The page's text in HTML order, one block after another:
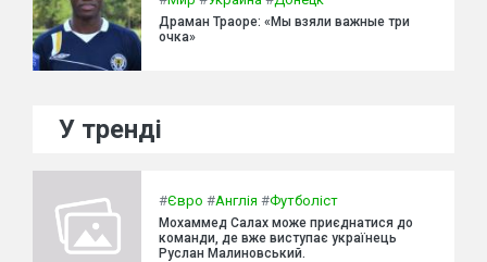
Драман Траоре: «Мы взяли важные три
очка»
У тренді
#Євро #Англія #Футболіст
Мохаммед Салах може приєднатися до
команди, де вже виступає українець
Руслан Малиновський.